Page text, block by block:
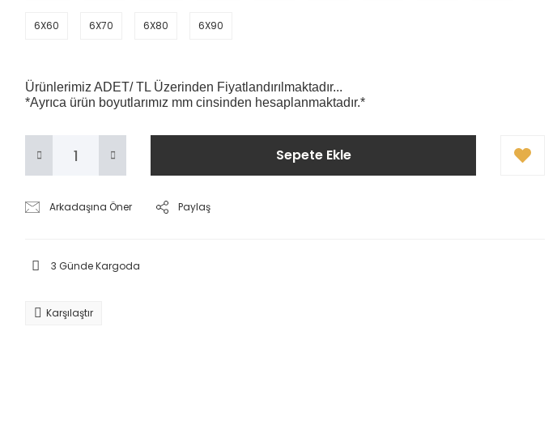
6X60 6X70 6X80 6X90
Ürünlerimiz ADET/ TL Üzerinden Fiyatlandırılmaktadır...
*Ayrıca ürün boyutlarımız mm cinsinden hesaplanmaktadır.*
Sepete Ekle
Arkadaşına Öner Paylaş
3 Günde Kargoda
Karşılaştır